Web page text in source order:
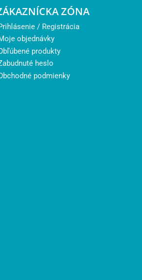
ZÓNA
/ Registrácia
objednávky
produkty
heslo
podmienky